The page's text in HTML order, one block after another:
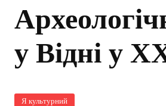
у Відні у
Я культурний